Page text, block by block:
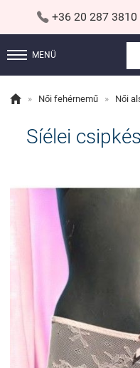
 +36 20 287 3810
MENÜ
 » Női fehérnemű » Női
Síélei